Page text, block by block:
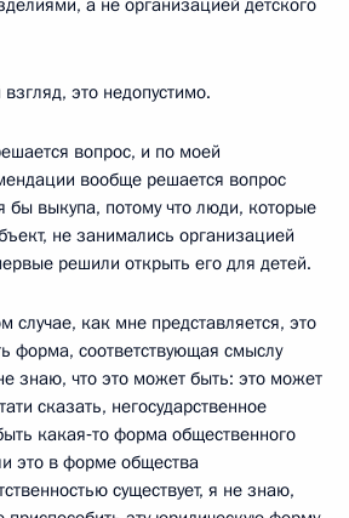
это недопустимо.
вопрос, и по моей
вообще решается вопрос
бы выкупа, потому что люди, которые
не занимались организацией
решили открыть его для детей.
случае, как мне представляется, это
форма, соответствующая смыслу
знаю, что это может быть: это может
сказать, негосударственное
какая‑то форма общественного
это в форме общества
существует, я не знаю,